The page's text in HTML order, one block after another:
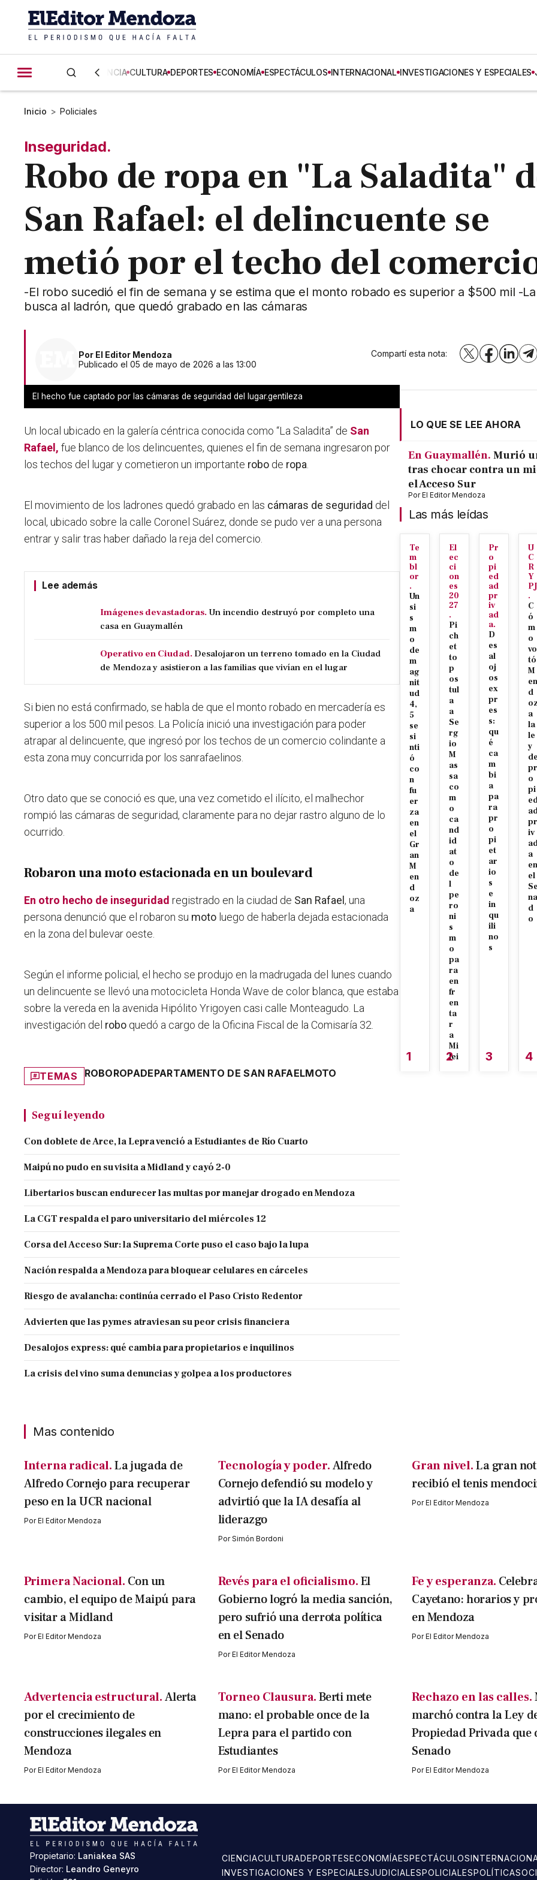
CIENCIA CULTURA DEPORTES ECONOMÍA ESPECTÁCULOS INTERNACIONAL INVESTIGACIONES Y ESPECIALES
Inicio > Policiales
Inseguridad.
Robo de ropa en "La Saladita"
San Rafael: el delincuente se
metió por el techo del
-El robo sucedió el fin de semana y se estima que el monto robado es superior a $500 mil -
busca al ladrón, que quedó grabado en las cámaras
Por El Editor Mendoza
Publicado el 05 de mayo de 2026 a las 13:00
Compartí esta nota: X Facebook
El hecho fue captado por las cámaras de seguridad del lugar.gentileza
Un local ubicado en la galería céntrica conocida como “La Saladita” de San
Rafael , fue blanco de los delincuentes, quienes el fin de semana ingresaron por
los techos del lugar y cometieron un importante robo de ropa
El movimiento de los ladrones quedó grabado en las cámaras de seguridad del
local, ubicado sobre la calle Coronel Suárez, donde se pudo ver a una persona
entrar y salir tras haber dañado la reja del comercio.
Lee además
Imágenes devastadoras. Un incendio destruyó por completo una
casa en Guaymallén
Operativo en Ciudad. Desalojaron un terreno tomado en la Ciudad
de Mendoza y asistieron a las familias que vivían en el lugar
Si bien no está confirmado, se habla de que el monto robado en mercadería es
superior a los 500 mil pesos. La Policía inició una investigación para poder
atrapar al delincuente, que ingresó por los techos de un comercio colindante a
esta zona muy concurrida por los sanrafaelinos.
Otro dato que se conoció es que, una vez cometido el ilícito, el malhechor
rompió las cámaras de seguridad, claramente para no dejar rastro alguno de lo
ocurrido.
Robaron una moto estacionada en un boulevard
En otro hecho de inseguridad registrado en la ciudad de San Rafael, una
persona denunció que el robaron su moto luego de haberla dejada estacionada
en la zona del bulevar oeste.
Según el informe policial, el hecho se produjo en la madrugada del lunes cuando
un delincuentese llevó una motocicleta Honda Wave de color blanca, que estaba
sobre la vereda en la avenida Hipólito Yrigoyen casi calle Monteagudo . La
investigación del robo quedó a cargo de la Oficina Fiscal de la Comisaría 32.
TEMAS ROBOROPADEPARTAMENTO DE SAN RAFAELMOTO
Seguí leyendo
Con doblete de Arce, la Lepra venció a Estudiantes de Río Cuarto
Maipú no pudo en su visita a Midland y cayó 2-0
Libertarios buscan endurecer las multas por manejar drogado en Mendoza
La CGT respalda el paro universitario del miércoles 12
Corsa del Acceso Sur: la Suprema Corte puso el caso bajo la lupa
Nación respalda a Mendoza para bloquear celulares en cárceles
Riesgo de avalancha: continúa cerrado el Paso Cristo Redentor
Advierten que las pymes atraviesan su peor crisis financiera
Desalojos express: qué cambia para propietarios e inquilinos
La crisis del vino suma denuncias y golpea a los productores
LO QUE SE LEE AHORA
En Guaymallén. Murió
tras chocar contra un
el Acceso Sur
PorEl Editor Mendoza
Las más leídas
Te
m
bl
or
.
Un
si
s
m
o
de
m
ag
nit
ud
4,
5
se
si
nti
ó
co
n
fu
er
za
en
el
Gr
an
M
en
d
oz
a
1
El
ec
ci
on
es
20
27
.
Pi
ch
et
to
p
os
tul
a
a
Se
rg
io
M
as
sa
co
m
o
ca
nd
id
at
o
de
l
pe
ro
ni
s
m
o
pa
ra
en
fr
en
ta
r
a
Mi
lei
2
Pr
o
pi
ed
ad
pr
iv
ad
a.
D
es
al
oj
os
ex
pr
es
s:
qu
é
ca
m
bi
a
pa
ra
pr
o
pi
et
ar
io
s
e
in
qu
ili
no
s
3
U
C
R
Y
PJ
.
C
ó
m
o
vo
tó
M
en
d
oz
a
la
le
y
de
pr
o
pi
pr
iv
a
en
el
Se
na
d
o
4
Mas contenido
Interna radical. La jugada de
Alfredo Cornejo para recuperar
peso en la UCR nacional
PorEl Editor Mendoza
Tecnología y poder.Alfredo
Cornejo defendió su modelo y
advirtió que la IA desafía al
liderazgo
PorSimón Bordoni
Gran nivel.La gran
recibió el tenis
PorEl Editor Mendoza
Primera Nacional. Con un
cambio, el equipo de Maipú para
visitar a Midland
PorEl Editor Mendoza
Revés para el oficialismo.El
Gobierno logró la media sanción,
pero sufrió una derrota política
en el Senado
PorEl Editor Mendoza
Fe y esperanza.
Cayetano: horarios y
en Mendoza
PorEl Editor Mendoza
Advertencia estructural. Alerta
por el crecimiento de
construcciones ilegales en
Mendoza
PorEl Editor Mendoza
Torneo Clausura.Berti mete
mano: el probable once de la
Lepra para el partido con
Estudiantes
PorEl Editor Mendoza
Rechazo en las calles.
marchó contra la Ley
Propiedad Privada que
Senado
PorEl Editor Mendoza
Propietario: Laniakea SAS
Director: Leandro Geneyro
CIENCIACULTURADEPORTESECONOMÍAESPECTÁCULOS
INVESTIGACIONES Y ESPECIALESJUDICIALESPOLICIALESPOLÍTICA